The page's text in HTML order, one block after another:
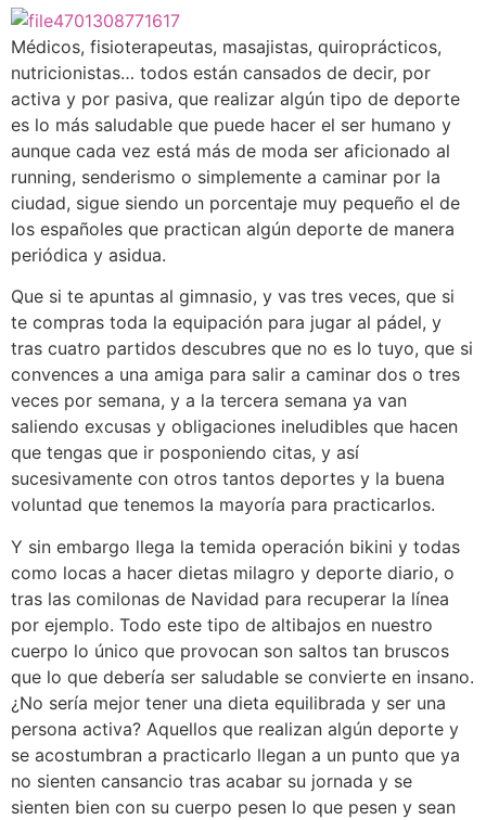
Médicos, fisioterapeutas, masajistas, quiroprácticos,
nutricionistas… todos están cansados de decir, por
activa y por pasiva, que realizar algún tipo de deporte
es lo más saludable que puede hacer el ser humano y
aunque cada vez está más de moda ser aficionado al
running, senderismo o simplemente a caminar por la
ciudad, sigue siendo un porcentaje muy pequeño el de
los españoles que practican algún deporte de manera
periódica y asidua.
Que si te apuntas al gimnasio, y vas tres veces, que si
te compras toda la equipación para jugar al pádel, y
tras cuatro partidos descubres que no es lo tuyo, que si
convences a una amiga para salir a caminar dos o tres
veces por semana, y a la tercera semana ya van
saliendo excusas y obligaciones ineludibles que hacen
que tengas que ir posponiendo citas, y así
sucesivamente con otros tantos deportes y la buena
voluntad que tenemos la mayoría para practicarlos.
Y sin embargo llega la temida operación bikini y todas
como locas a hacer dietas milagro y deporte diario, o
tras las comilonas de Navidad para recuperar la línea
por ejemplo. Todo este tipo de altibajos en nuestro
cuerpo lo único que provocan son saltos tan bruscos
que lo que debería ser saludable se convierte en insano.
¿No sería mejor tener una dieta equilibrada y ser una
persona activa? Aquellos que realizan algún deporte y
se acostumbran a practicarlo llegan a un punto que ya
no sienten cansancio tras acabar su jornada y se
sienten bien con su cuerpo pesen lo que pesen y sean